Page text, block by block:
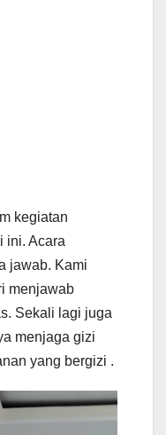
kegiatan
ini. Acara
jawab. Kami
menjawab
Sekali lagi juga
menjaga gizi
yang bergizi .